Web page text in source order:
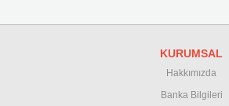
KURUMSAL
Hakkımızda
Banka Bilgileri